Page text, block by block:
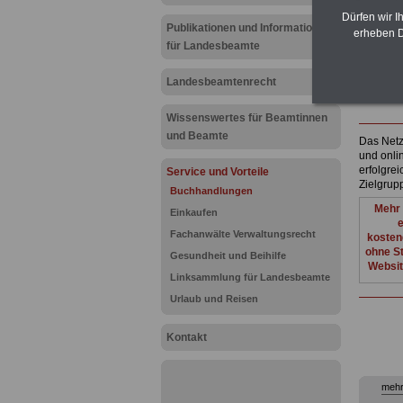
Publikationen und Informationen
für Landesbeamte
Landesbeamtenrecht
Wissenswertes für Beamtinnen
und Beamte
Service und Vorteile
Buchhandlungen
Einkaufen
Fachanwälte Verwaltungsrecht
Gesundheit und Beihilfe
Linksammlung für Landesbeamte
Urlaub und Reisen
Kontakt
59368
Das
und
ohne
Dürfen wir
erheben